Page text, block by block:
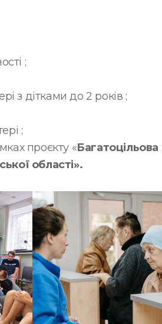
;
з дітками до 2 років ;
;
проєкту «
області».